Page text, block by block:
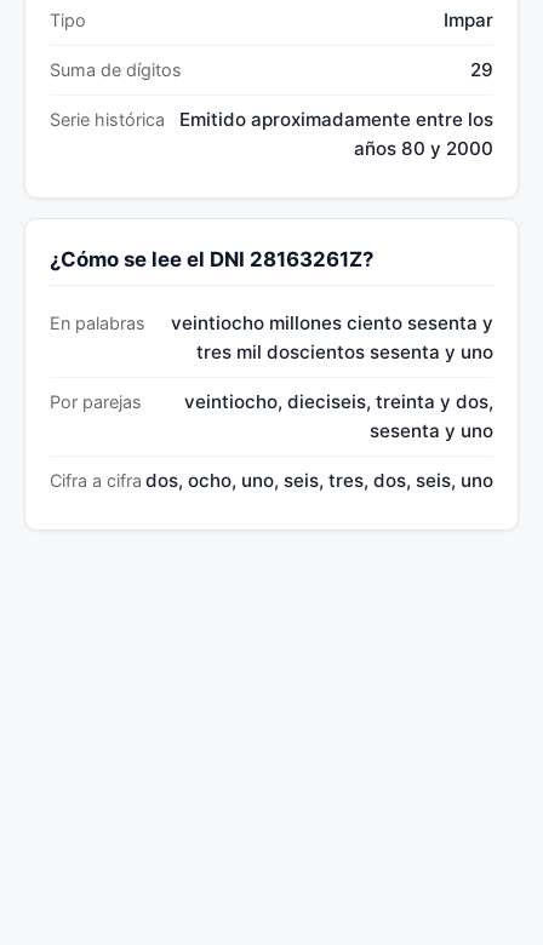
Tipo Impar
Suma de dígitos 29
Serie histórica
Emitido aproximadamente entre los
años 80 y 2000
¿Cómo se lee el DNI 28163261Z?
En palabras
veintiocho millones ciento sesenta y
tres mil doscientos sesenta y uno
Por parejas
veintiocho, dieciseis, treinta y dos,
sesenta y uno
Cifra a cifra dos, ocho, uno, seis, tres, dos, seis, uno